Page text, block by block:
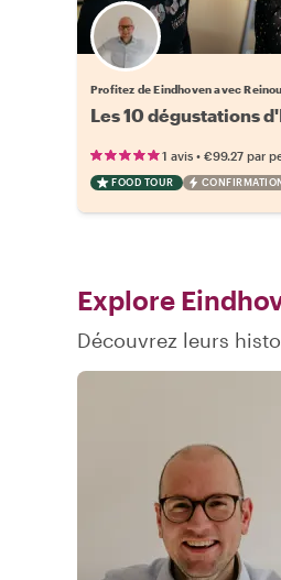
Profitez de Eindhoven avec
1 avis • €99.27 par
FOOD TOUR
Explore
Découvrez leurs